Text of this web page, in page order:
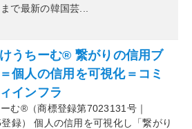
で最新の韓国芸...
うちーむ® 繋がりの信用ブ
個人の信用を可視化＝コミ
インフラ
む®（商標登録第7023131号｜
録） 個人の信用を可視化し「繋がり